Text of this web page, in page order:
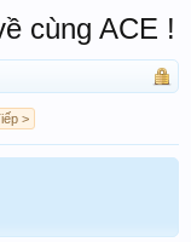
cùng ACE !
>